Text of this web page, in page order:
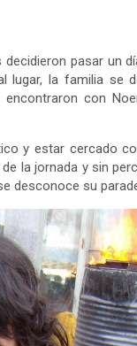
pasar un
lugar, la familia se
con
y estar cercado
la jornada y sin
desconoce su